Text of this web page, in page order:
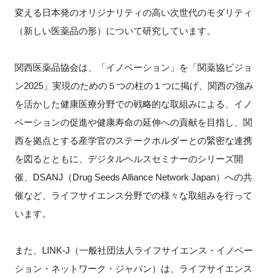
LINK-Jを知る
施設・アクセス
イベントお知らせメール登録
変える日本発のオリジナリティの高い次世代のモダリティ
（新しい医薬品の形）について研究しています。
関西医薬品協会は、「イノベーション」を「関薬協ビジョ
ン2025」実現のための５つの柱の１つに掲げ、関西の強み
を活かした健康医療分野での戦略的な取組みによる、イノ
ベーションの促進や健康寿命の延伸への貢献を目指し、関
西を拠点とする産学官のステークホルダーとの緊密な連携
を図るとともに、デジタルヘルスセミナーのシリーズ開
催、DSANJ（Drug Seeds Alliance Network Japan）への共
催など、ライフサイエンス分野での様々な取組みを行って
います。
また、LINK-J（一般社団法人ライフサイエンス・イノベー
ション・ネットワーク・ジャパン）は、ライフサイエンス